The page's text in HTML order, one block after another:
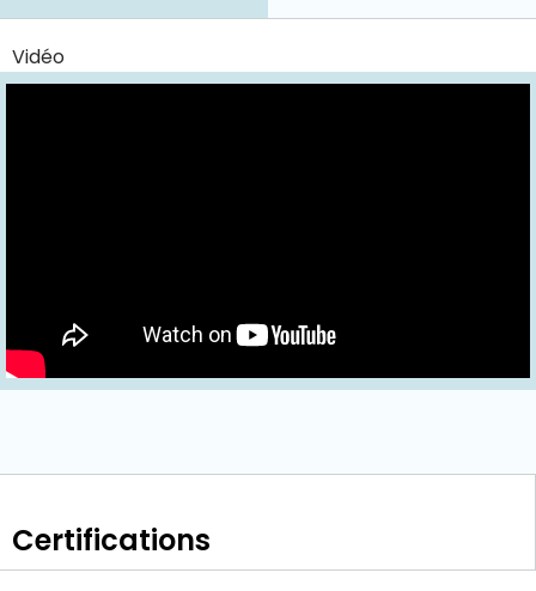
Vidéo
Certifications